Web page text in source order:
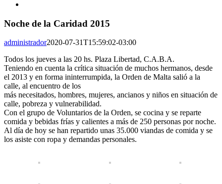
Noche de la Caridad 2015
administrador2020-07-31T15:59:02-03:00
Todos los jueves a las 20 hs. Plaza Libertad, C.A.B.A.
Teniendo en cuenta la crítica situación de muchos hermanos, desde
el 2013 y en forma ininterrumpida, la Orden de Malta salió a la
calle, al encuentro de los
más necesitados, hombres, mujeres, ancianos y niños en situación de
calle, pobreza y vulnerabilidad.
Con el grupo de Voluntarios de la Orden, se cocina y se reparte
comida y bebidas frías y calientes a más de 250 personas por noche.
Al día de hoy se han repartido unas 35.000 viandas de comida y se
los asiste con ropa y demandas personales.